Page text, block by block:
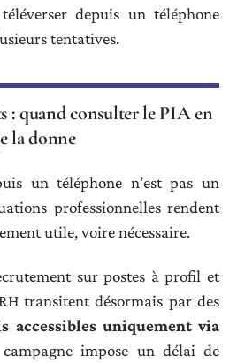
depuis un téléphone
tentatives.
: quand consulter le PIA en
la donne
un téléphone n’est pas un
professionnelles rendent
utile, voire nécessaire.
sur postes à profil et
transitent désormais par des
accessibles uniquement via
impose un délai de